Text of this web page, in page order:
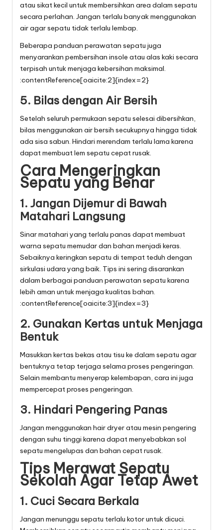
atau sikat kecil untuk membersihkan area dalam sepatu
secara perlahan. Jangan terlalu banyak menggunakan
air agar sepatu tidak terlalu lembap.
Beberapa panduan perawatan sepatu juga
menyarankan pembersihan insole atau alas kaki secara
terpisah untuk menjaga kebersihan maksimal.
:contentReference[oaicite:2]{index=2}
5. Bilas dengan Air Bersih
Setelah seluruh permukaan sepatu selesai dibersihkan,
bilas menggunakan air bersih secukupnya hingga tidak
ada sisa sabun. Hindari merendam terlalu lama karena
dapat membuat lem sepatu cepat rusak.
Cara Mengeringkan
Sepatu yang Benar
1. Jangan Dijemur di Bawah
Matahari Langsung
Sinar matahari yang terlalu panas dapat membuat
warna sepatu memudar dan bahan menjadi keras.
Sebaiknya keringkan sepatu di tempat teduh dengan
sirkulasi udara yang baik. Tips ini sering disarankan
dalam berbagai panduan perawatan sepatu karena
lebih aman untuk menjaga kualitas bahan.
:contentReference[oaicite:3]{index=3}
2. Gunakan Kertas untuk Menjaga
Bentuk
Masukkan kertas bekas atau tisu ke dalam sepatu agar
bentuknya tetap terjaga selama proses pengeringan.
Selain membantu menyerap kelembapan, cara ini juga
mempercepat proses pengeringan.
3. Hindari Pengering Panas
Jangan menggunakan hair dryer atau mesin pengering
dengan suhu tinggi karena dapat menyebabkan sol
sepatu mengelupas dan bahan cepat rusak.
Tips Merawat Sepatu
Sekolah Agar Tetap Awet
1. Cuci Secara Berkala
Jangan menunggu sepatu terlalu kotor untuk dicuci.